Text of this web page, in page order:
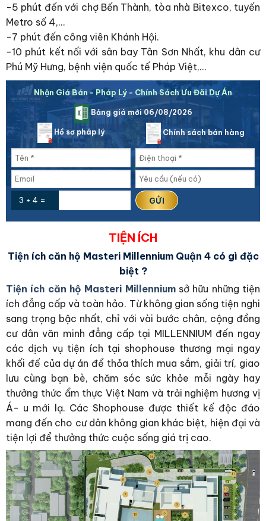
-5 phút đến với chợ Bến Thành, tòa nhà Bitexco, tuyến
Metro số 4,…
-7 phút đến công viên Khánh Hội.
-10 phút kết nối với sân bay Tân Sơn Nhất, khu dân cư
Phú Mỹ Hưng, bệnh viện quốc tế Pháp Việt,…
Nhận Giá Bán - Pháp Lý - Chính Sách Ưu Đãi Dự Án
Bảng giá mới 06/08/2026
Hồ sơ pháp lý Chính sách bán hàng
3 + 4 =
TIỆN ÍCH
Tiện ích căn hộ Masteri Millennium Quận 4 có gì đặc
biệt ?
Tiện ích căn hộ Masteri Millenniumsở hữu những tiện
ích đẳng cấp và toàn hảo. Từ không gian sống tiện nghi
sang trọng bậc nhất, chỉ với vài bước chân, cộng đồng
cư dân văn minh đẳng cấp tại MILLENNIUM đến ngay
các dịch vụ tiện ích tại shophouse thương mại ngay
khối đế của dự án để thỏa thích mua sắm, giải trí, giao
lưu cùng bạn bè, chăm sóc sức khỏe mỗi ngày hay
thưởng thức ẩm thực Việt Nam và trải nghiệm hương vị
Á- u mới lạ. Các Shophouse được thiết kế độc đáo
mang đến cho cư dân không gian khác biệt, hiện đại và
tiện lợi để thưởng thức cuộc sống giá trị cao.